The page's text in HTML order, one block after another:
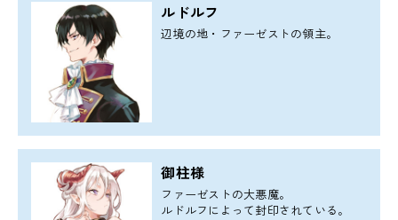
ルドルフ
辺境の地・ファーゼストの領主。
御柱様
ファーゼストの大悪魔。
ルドルフによって封印されている。